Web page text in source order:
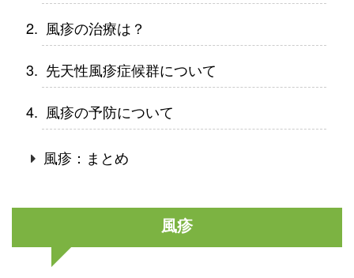
風疹の治療は？
先天性風疹症候群について
風疹の予防について
風疹：まとめ
風疹